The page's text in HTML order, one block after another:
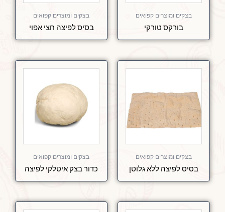
בצקים ומוצרים קפואים
בורקס טורקי
בצקים ומוצרים קפואים
בסיס לפיצה חצי אפוי
בצקים ומוצרים קפואים
בסיס לפיצה ללא גלוטן
בצקים ומוצרים קפואים
כדור בצק איטלקי לפיצה